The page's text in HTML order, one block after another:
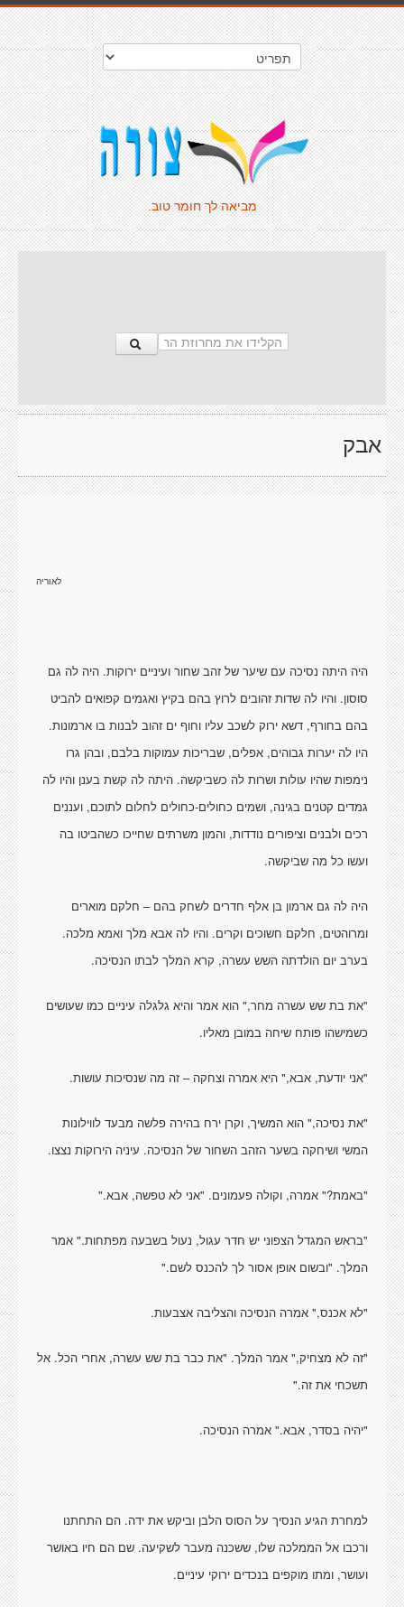
מביאה לך חומר טוב.
אבק
לאוריה
היה היתה נסיכה עם שיער של זהב שחור ועיניים ירוקות. היה לה גם
סוסון. והיו לה שדות זהובים לרוץ בהם בקיץ ואגמים קפואים להביט
בהם בחורף, דשא ירוק לשכב עליו וחוף ים זהוב לבנות בו ארמונות.
היו לה יערות גבוהים, אפלים, שבריכות עמוקות בלבם, ובהן גרו
נימפות שהיו עולות ושרות לה כשביקשה. היתה לה קשת בענן והיו לה
גמדים קטנים בגינה, ושמים כחולים-כחולים לחלום לתוכם, ועננים
רכים ולבנים וציפורים נודדות, והמון משרתים שחייכו כשהביטו בה
ועשו כל מה שביקשה.
היה לה גם ארמון בן אלף חדרים לשחק בהם – חלקם מוארים
ומרוהטים, חלקם חשוכים וקרים. והיו לה אבא מלך ואמא מלכה.
בערב יום הולדתה השש עשרה, קרא המלך לבתו הנסיכה.
"את בת שש עשרה מחר," הוא אמר והיא גלגלה עיניים כמו שעושים
כשמישהו פותח שיחה במובן מאליו.
"אני יודעת, אבא," היא אמרה וצחקה – זה מה שנסיכות עושות.
"את נסיכה," הוא המשיך, וקרן ירח בהירה פלשה מבעד לווילונות
המשי ושיחקה בשער הזהב השחור של הנסיכה. עיניה הירוקות נצצו.
"באמת?" אמרה, וקולה פעמונים. "אני לא טפשה, אבא."
"בראש המגדל הצפוני יש חדר עגול, נעול בשבעה מפתחות." אמר
המלך. "ובשום אופן אסור לך להכנס לשם."
"לא אכנס," אמרה הנסיכה והצליבה אצבעות.
"זה לא מצחיק," אמר המלך. "את כבר בת שש עשרה, אחרי הכל. אל
תשכחי את זה."
"יהיה בסדר, אבא." אמרה הנסיכה.
למחרת הגיע הנסיך על הסוס הלבן וביקש את ידה. הם התחתנו
ורכבו אל הממלכה שלו, ששכנה מעבר לשקיעה. שם הם חיו באושר
ועושר, ומתו מוקפים בנכדים ירוקי עיניים.